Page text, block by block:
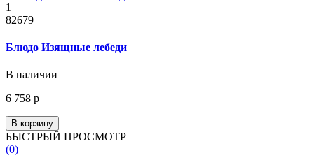
1
82679
Блюдо Изящные лебеди
В наличии
6 758 р
В корзину
БЫСТРЫЙ ПРОСМОТР
(0)